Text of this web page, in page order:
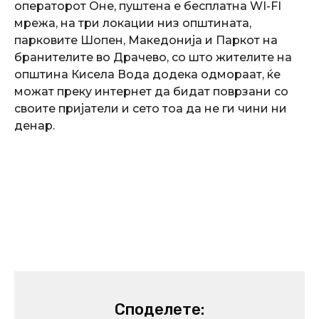
операторот Оне, пуштена е бесплатна WI-FI
мрежа, на три локации низ општината,
парковите Шопен, Македонија и Паркот на
бранителите во Драчево, со што жителите на
општина Кисела Вода додека одмораат, ќе
можат преку интернет да бидат поврзани со
своите пријатели и сето тоа да не ги чини ни
денар.
Споделете: